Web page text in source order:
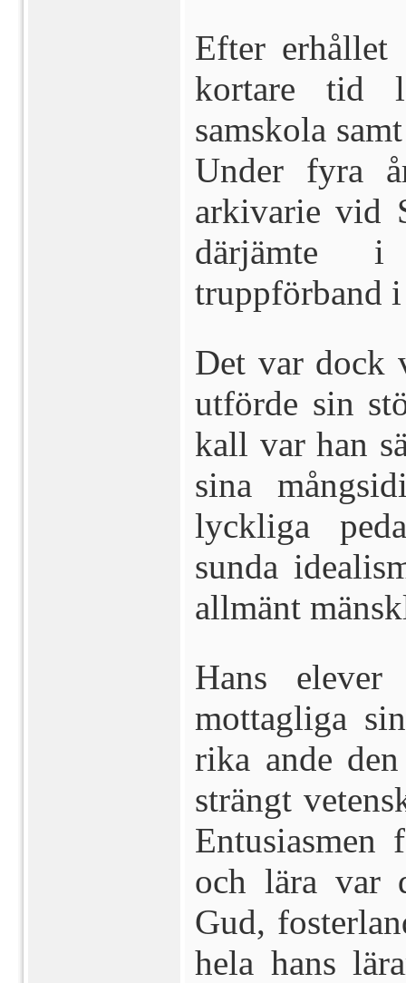
Efter erhållet
kortare tid
samskola
Under fyra
arkivarie vid
därjämte
truppförband
Det var dock
utförde sin
kall var han
sina
lyckliga
sunda
allmänt
Hans
mottagliga
rika ande
strängt
och lära var
Gud,
hela hans